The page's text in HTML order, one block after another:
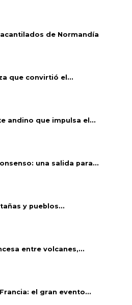
de Normandía
que convirtió el...
andino que impulsa el...
una salida para...
y pueblos...
entre volcanes,...
el gran evento...